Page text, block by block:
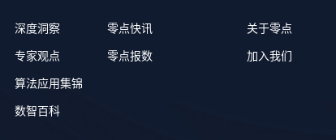
深度洞察
专家观点
算法应用集锦
数智百科
零点快讯
零点报数
关于零点
加入我们